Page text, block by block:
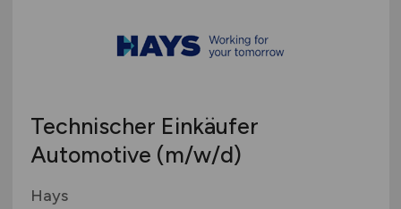
Technischer Einkäufer
Automotive (m/w/d)
Hays